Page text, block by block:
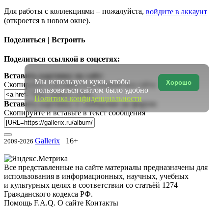
Для работы с коллекциями – пожалуйста, войдите в аккаунт
(откроется в новом окне).
Поделиться | Встроить
Поделиться ссылкой в соцсетях:
Вставить картинку на сайт:
Скопируйте и вставьте в исходный код сайта
Вставить картинку в сообщение на форум:
Скопируйте и вставьте в текст сообщения
2009-2026 Gallerix 16+
Все представленные на сайте материалы предназначены для
использования в информационных, научных, учебных
и культурных целях в соответствии со статьёй 1274
Гражданского кодекса РФ.
Помощь F.A.Q. О сайте Контакты
Хорошо
Мы используем куки, чтобы
пользоваться сайтом было удобно
Политика конфиденциальности